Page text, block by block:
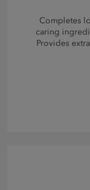
Completes
caring
Provides